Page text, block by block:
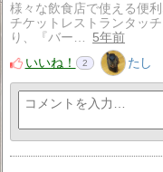
様々な飲食店で使える便
チケットレストランタッ
り、『バー…
5年前
いいね！
2 たし